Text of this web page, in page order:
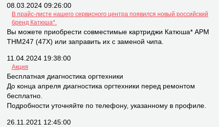
08.03.2024 09:26:00
В прайс-листе нашего сервисного центра появился новый российский
бренд Катюша*.
Вы можете приобрести совместимые картриджи Катюша* APM
THM247 (47X) или заправить их с заменой чипа.
11.04.2024 19:38:00
Акция
Бесплатная диагностика оргтехники
До конца апреля диагностика оргтехники перед ремонтом
бесплатно.
Подробности уточняйте по телефону, указанному в профиле.
26.11.2021 12:45:00